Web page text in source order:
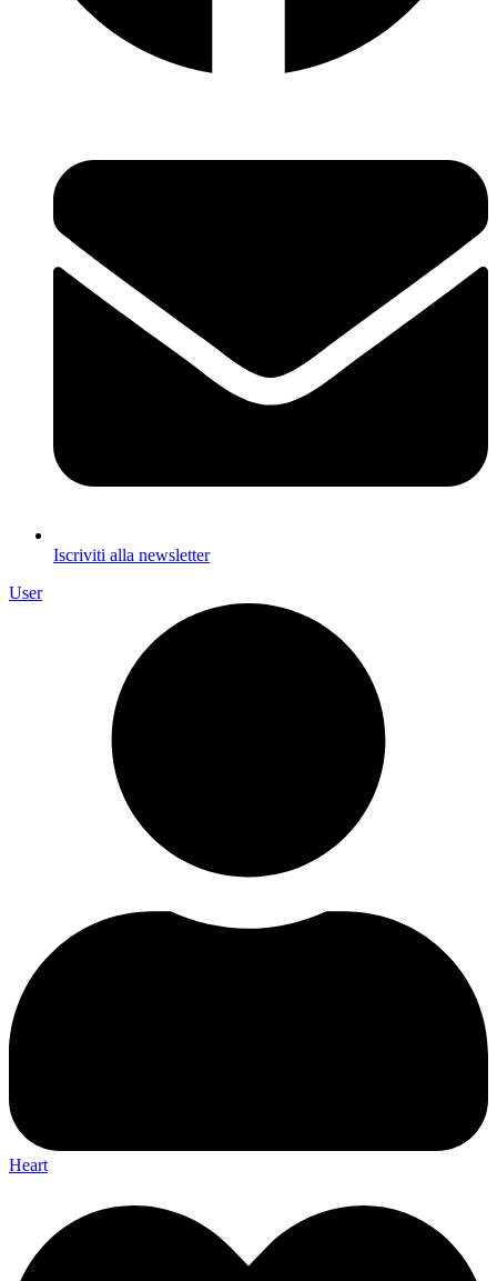
Iscriviti alla newsletter
User
Heart